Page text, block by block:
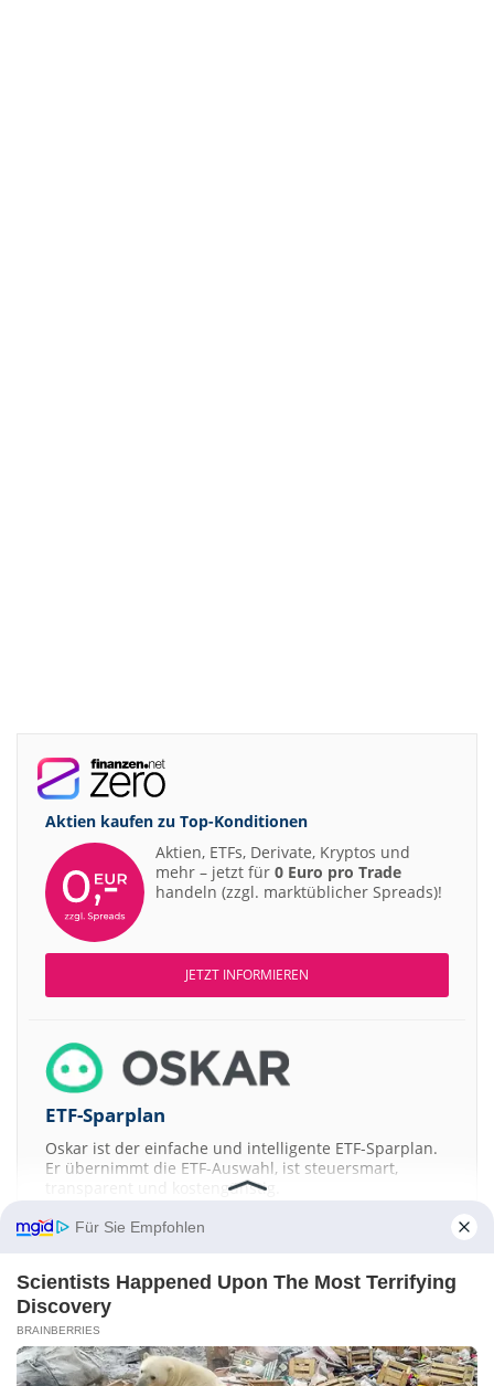
Aktien kaufen zu Top-Konditionen
Aktien, ETFs, Derivate, Kryptos und
mehr – jetzt für 0 Euro pro Trade
handeln (zzgl. marktüblicher Spreads)!
JETZT INFORMIEREN
ETF-Sparplan
Oskar ist der einfache und intelligente ETF-Sparplan.
Er übernimmt die ETF-Auswahl, ist steuersmart,
transparent und kostengünstig.
JETZT MEHR ERFAHREN
Aktien ATX DAX EuroStoxx 50 Dow Jones NASDAQ 100 Nikkei 225
Für Sie Empfohlen
Scientists Happened Upon The Most Terrifying
Discovery
BRAINBERRIES